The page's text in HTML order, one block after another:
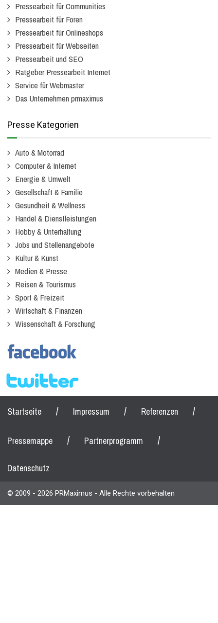
Pressearbeit für Communities
Pressearbeit für Foren
Pressearbeit für Onlineshops
Pressearbeit für Webseiten
Pressearbeit und SEO
Ratgeber Pressearbeit Internet
Service für Webmaster
Das Unternehmen prmaximus
Presse Kategorien
Auto & Motorrad
Computer & Internet
Energie & Umwelt
Gesellschaft & Familie
Gesundheit & Wellness
Handel & Dienstleistungen
Hobby & Unterhaltung
Jobs und Stellenangebote
Kultur & Kunst
Medien & Presse
Reisen & Tourismus
Sport & Freizeit
Wirtschaft & Finanzen
Wissenschaft & Forschung
Startseite / Impressum / Referenzen /
Pressemappe / Partnerprogramm /
Datenschutz
© 2009 - 2026 PRMaximus - Alle Rechte vorbehalten